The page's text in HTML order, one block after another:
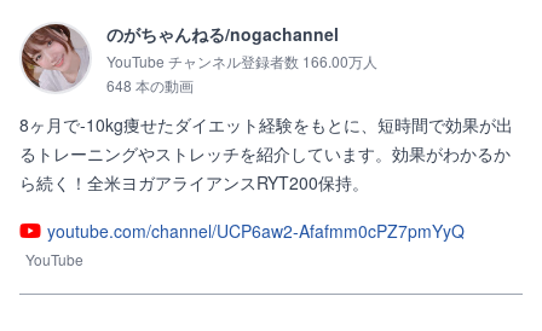
のがちゃんねる/nogachannel
YouTube チャンネル登録者数 166.00万人
648 本の動画
8ヶ月で-10kg痩せたダイエット経験をもとに、短時間で効果が出
るトレーニングやストレッチを紹介しています。効果がわかるか
ら続く！全米ヨガアライアンスRYT200保持。
youtube.com/channel/UCP6aw2-Afafmm0cPZ7pmYyQ
YouTube